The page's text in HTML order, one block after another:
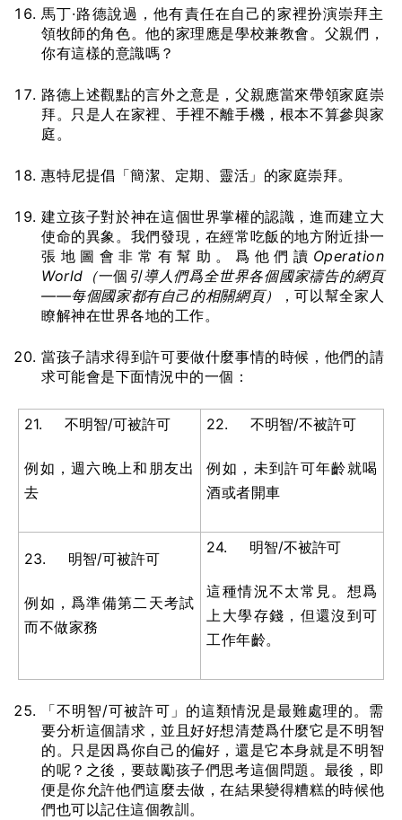
馬丁·路德說過，他有責任在自己的家裡扮演崇拜主
領牧師的角色。他的家理應是學校兼教會。父親們，
你有這樣的意識嗎？
路德上述觀點的言外之意是，父親應當來帶領家庭崇
拜。只是人在家裡、手裡不離手機，根本不算參與家
庭。
惠特尼提倡「簡潔、定期、靈活」的家庭崇拜。
建立孩子對於神在這個世界掌權的認識，進而建立大
使命的異象。我們發現，在經常吃飯的地方附近掛一
張地圖會非常有幫助。爲他們讀 Operation
World （一個 引導人們爲全世界各個國家禱告的網頁
——每個國家都有自己的相關網頁）
，可以幫全家人
瞭解神在世界各地的工作。
當孩子請求得到許可要做什麼事情的時候，他們的請
求可能會是下面情況中的一個：
21. 不明智/可被許可
例如，週六晚上和朋友出
去
22. 不明智/不被許可
例如，未到許可年齡就喝
酒或者開車
23. 明智/可被許可
例如，爲準備第二天考試
而不做家務
24. 明智/不被許可
這種情況不太常見。想爲
上大學存錢，但還沒到可
工作年齡。
「不明智/可被許可」的這類情況是最難處理的。需
要分析這個請求，並且好好想清楚爲什麼它是不明智
的。只是因爲你自己的偏好，還是它本身就是不明智
的呢？之後，要鼓勵孩子們思考這個問題。最後，即
便是你允許他們這麼去做，在結果變得糟糕的時候他
們也可以記住這個教訓。